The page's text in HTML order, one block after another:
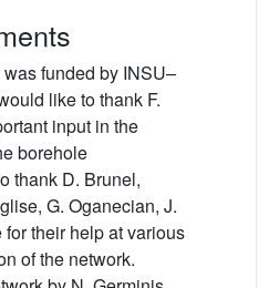
funded by INSU–
like to thank F.
input in the
borehole
thank D. Brunel,
G. Oganecian, J.
their help at various
of the network.